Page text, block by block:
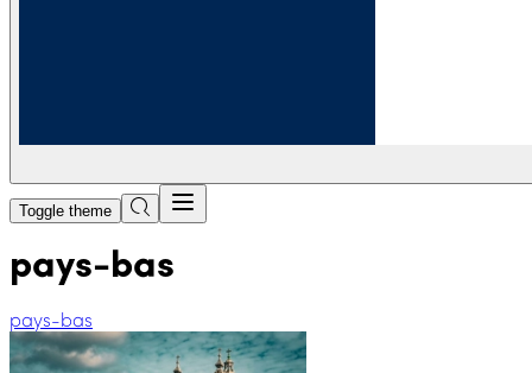
Toggle theme
pays-bas
pays-bas